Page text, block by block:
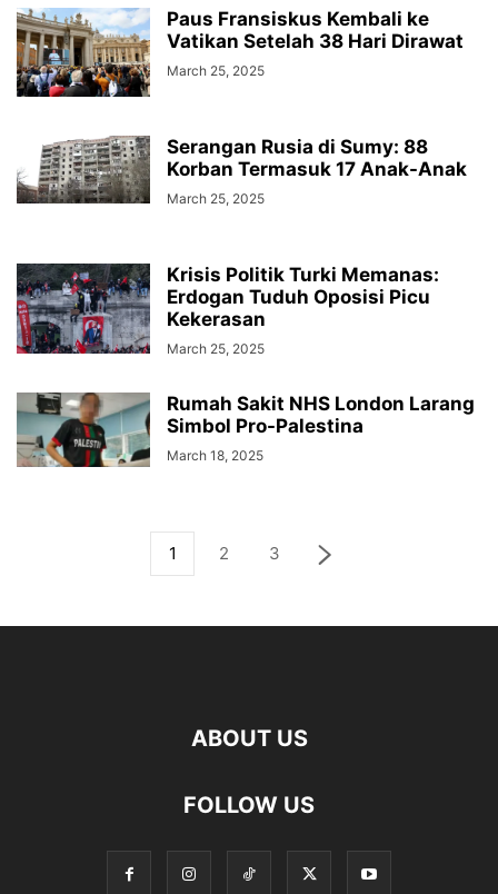
Paus Fransiskus Kembali ke
Vatikan Setelah 38 Hari Dirawat
March 25, 2025
Serangan Rusia di Sumy: 88
Korban Termasuk 17 Anak-Anak
March 25, 2025
Krisis Politik Turki Memanas:
Erdogan Tuduh Oposisi Picu
Kekerasan
March 25, 2025
Rumah Sakit NHS London Larang
Simbol Pro-Palestina
March 18, 2025
1 2 3
ABOUT US
FOLLOW US